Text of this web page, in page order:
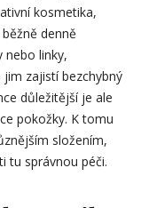
kosmetika,
denně
nebo linky,
zajistí bezchybný
důležitější je ale
pokožky. K tomu
složením,
tu správnou péči.